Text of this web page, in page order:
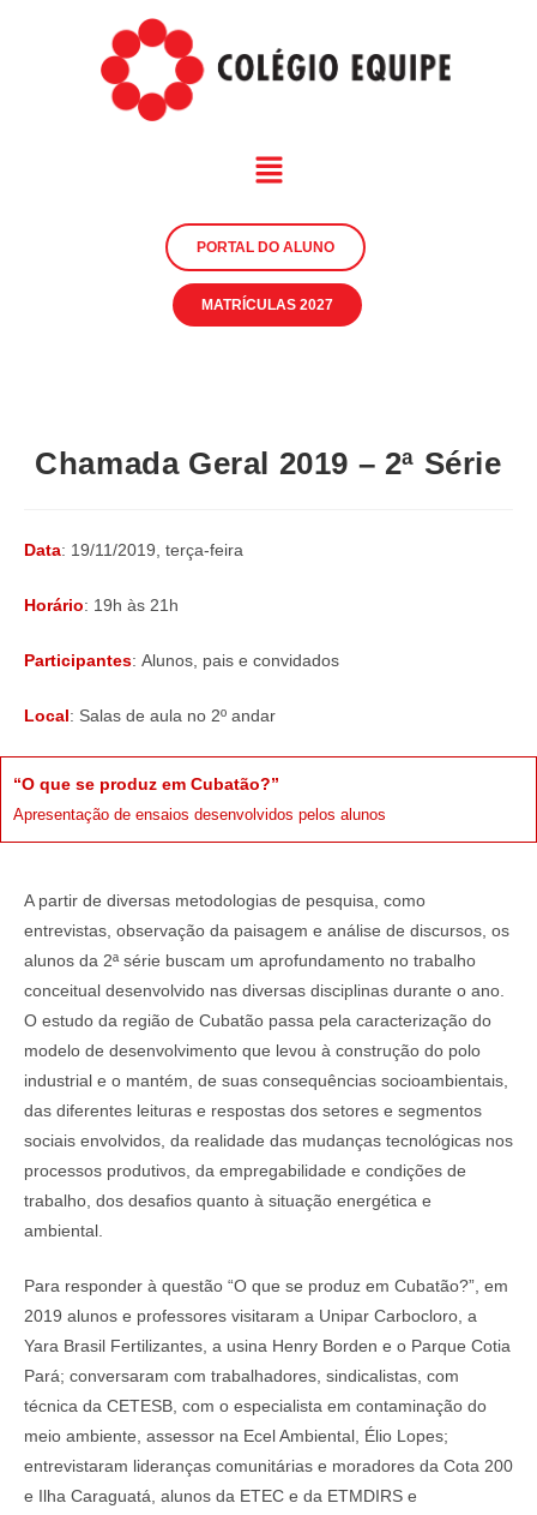
PORTAL DO ALUNO
MATRÍCULAS 2027
Chamada Geral 2019 – 2ª Série
Data: 19/11/2019, terça-feira
Horário: 19h às 21h
Participantes: Alunos, pais e convidados
Local: Salas de aula no 2º andar
“O que se produz em Cubatão?”
Apresentação de ensaios desenvolvidos pelos alunos
A partir de diversas metodologias de pesquisa, como
entrevistas, observação da paisagem e análise de discursos, os
alunos da 2ª série buscam um aprofundamento no trabalho
conceitual desenvolvido nas diversas disciplinas durante o ano.
O estudo da região de Cubatão passa pela caracterização do
modelo de desenvolvimento que levou à construção do polo
industrial e o mantém, de suas consequências socioambientais,
das diferentes leituras e respostas dos setores e segmentos
sociais envolvidos, da realidade das mudanças tecnológicas nos
processos produtivos, da empregabilidade e condições de
trabalho, dos desafios quanto à situação energética e
ambiental.
Para responder à questão “O que se produz em Cubatão?”, em
2019 alunos e professores visitaram a Unipar Carbocloro, a
Yara Brasil Fertilizantes, a usina Henry Borden e o Parque Cotia
Pará; conversaram com trabalhadores, sindicalistas, com
técnica da CETESB, com o especialista em contaminação do
meio ambiente, assessor na Ecel Ambiental, Élio Lopes;
entrevistaram lideranças comunitárias e moradores da Cota 200
e Ilha Caraguatá, alunos da ETEC e da ETMDIRS e